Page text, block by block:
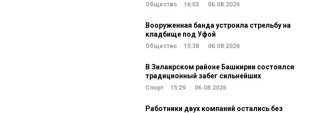
Общество 16:02 06.08.2026
Вооруженная банда устроила стрельбу на
кладбище под Уфой
Общество 15:38 06.08.2026
В Зилаирском районе Башкирии состоялся
традиционный забег сильнейших
Спорт 15:29 06.08.2026
Работники двух компаний остались без